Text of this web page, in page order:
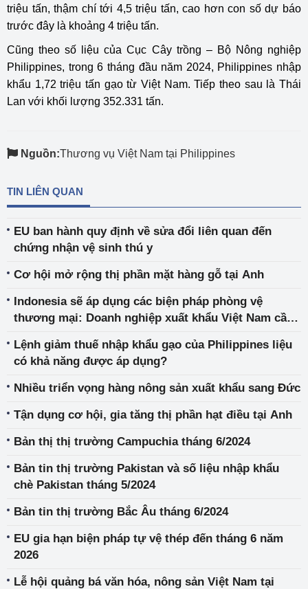
triệu tấn, thậm chí tới 4,5 triệu tấn, cao hơn con số dự báo
trước đây là khoảng 4 triệu tấn.
Cũng theo số liệu của Cục Cây trồng – Bộ Nông nghiệp
Philippines, trong 6 tháng đầu năm 2024, Philippines nhập
khẩu 1,72 triệu tấn gạo từ Việt Nam. Tiếp theo sau là Thái
Lan với khối lượng 352.331 tấn.
Nguồn:Thương vụ Việt Nam tại Philippines
TIN LIÊN QUAN
EU ban hành quy định về sửa đổi liên quan đến
chứng nhận vệ sinh thú y
Cơ hội mở rộng thị phần mặt hàng gỗ tại Anh
Indonesia sẽ áp dụng các biện pháp phòng vệ
thương mại: Doanh nghiệp xuất khẩu Việt Nam cần
Lệnh giảm thuế nhập khẩu gạo của Philippines liệu
có khả năng được áp dụng?
Nhiều triển vọng hàng nông sản xuất khẩu sang Đức
Tận dụng cơ hội, gia tăng thị phần hạt điều tại Anh
Bản thị thị trường Campuchia tháng 6/2024
Bản tin thị trường Pakistan và số liệu nhập khẩu
chè Pakistan tháng 5/2024
Bản tin thị trường Bắc Âu tháng 6/2024
EU gia hạn biện pháp tự vệ thép đến tháng 6 năm
2026
Lễ hội quảng bá văn hóa, nông sản Việt Nam tại